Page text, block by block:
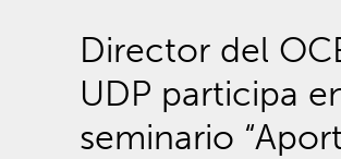
Director del
UDP participa
seminario